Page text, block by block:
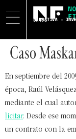
NARRATIVA – INVESTIGACIÓN – DATOS
Caso
En septiembre del
época, Raúl
mediante el cual
licitar. Desde ese
un contrato con la